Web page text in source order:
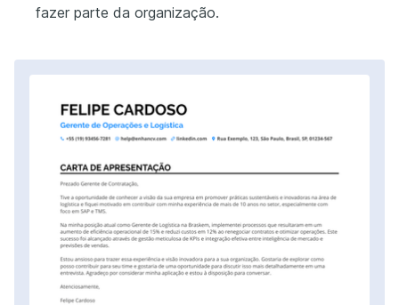
fazer parte da organização.